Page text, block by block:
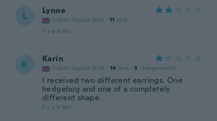
L Lynne
Inscrit depuis 2021 · 11 avis
il y a 5 ans
K Karin
Inscrit depuis 2019 · 14 avis · 5 chargements
I received two different earrings. One
hedgehog and one of a completely
different shape.
il y a 5 ans